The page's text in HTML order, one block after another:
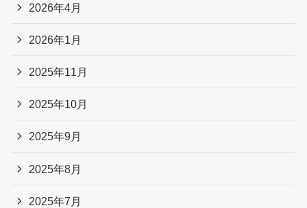
2026年4月
2026年1月
2025年11月
2025年10月
2025年9月
2025年8月
2025年7月